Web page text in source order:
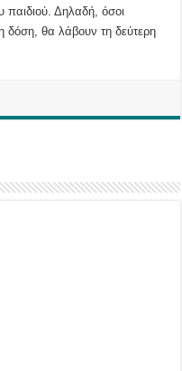
παιδιού. Δηλαδή, όσοι
δόση, θα λάβουν τη δεύτερη